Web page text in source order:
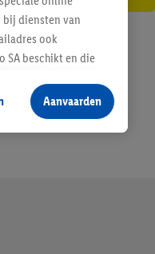
diensten van
ook
SA beschikt en die
producten waarin
voegen, maar het
als er met behulp
Door op
informatie,
Aanvaarden